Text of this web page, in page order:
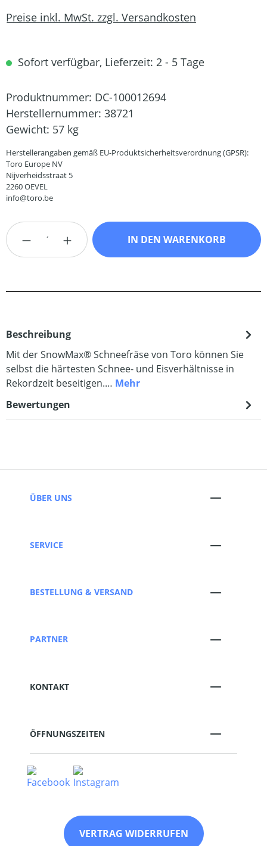
Preise inkl. MwSt. zzgl. Versandkosten
Sofort verfügbar, Lieferzeit: 2 - 5 Tage
Produktnummer: DC-100012694
Herstellernummer: 38721
Gewicht: 57 kg
Herstellerangaben gemäß EU-Produktsicherheitsverordnung (GPSR):
Toro Europe NV
Nijverheidsstraat 5
2260 OEVEL
info@toro.be
Produkt Anzahl: Gib den gewünschten
IN DEN WARENKORB
Beschreibung
Mit der SnowMax® Schneefräse von Toro können Sie
selbst die härtesten Schnee- und Eisverhältnisse in
Rekordzeit beseitigen.… Mehr
Bewertungen
ÜBER UNS
SERVICE
BESTELLUNG & VERSAND
PARTNER
KONTAKT
ÖFFNUNGSZEITEN
VERTRAG WIDERRUFEN